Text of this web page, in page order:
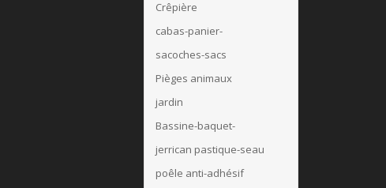
Crêpière
cabas-panier-
sacoches-sacs
Pièges animaux
jardin
Bassine-baquet-
jerrican pastique-seau
poêle anti-adhésif